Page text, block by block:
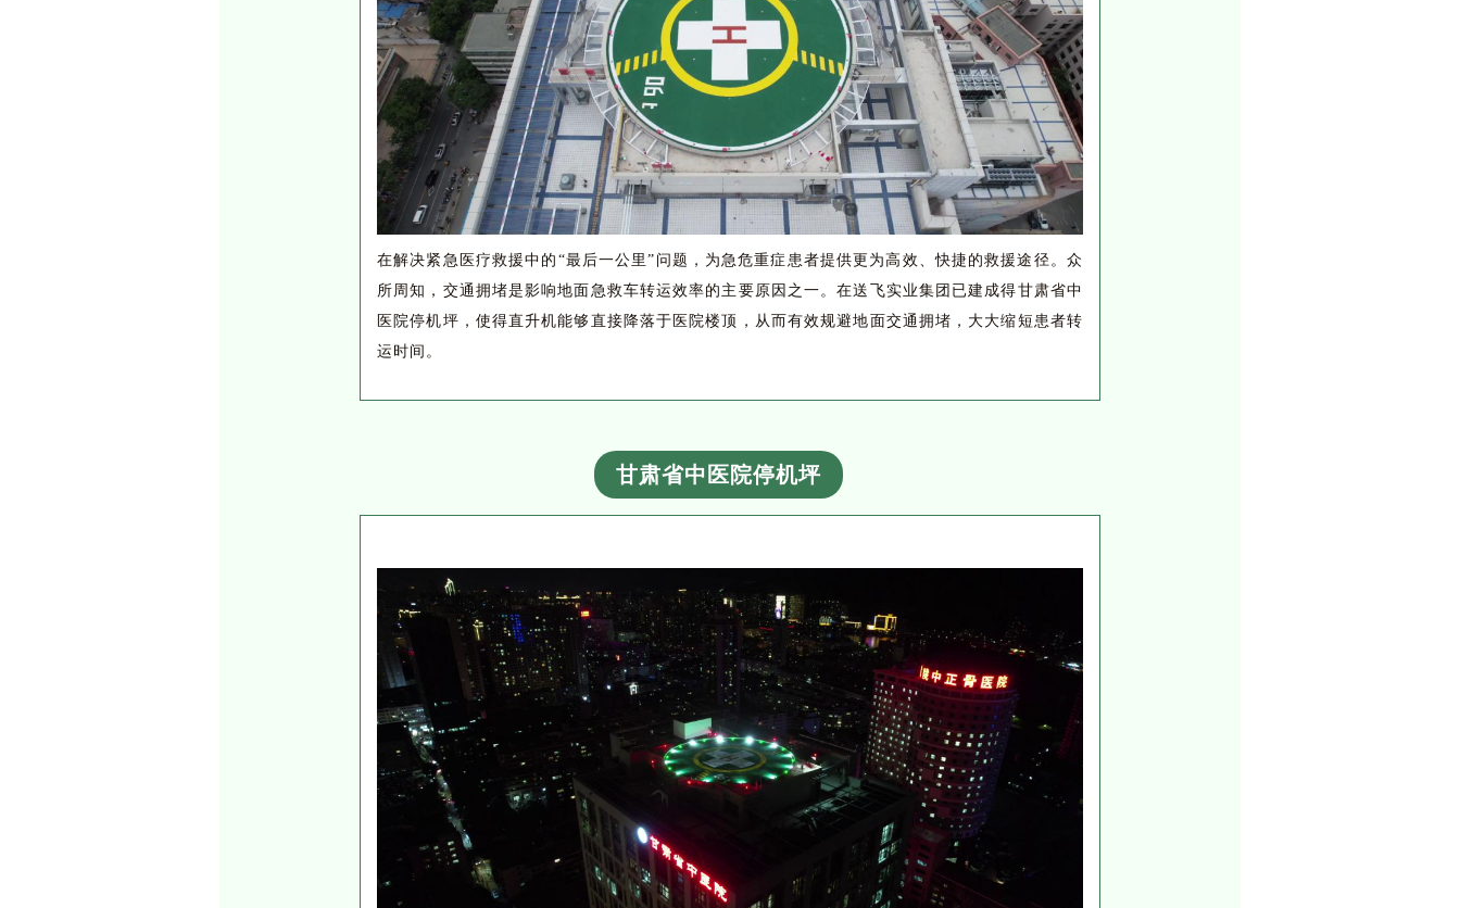
在解决紧急医疗救援中的“最后一公里”问题，为急危重症患者提供更为高效、快捷的救援途径。众
所周知，交通拥堵是影响地面急救车转运效率的主要原因之一。在送飞实业集团已建成得甘肃省中
医院停机坪，使得直升机能够直接降落于医院楼顶，从而有效规避地面交通拥堵，大大缩短患者转
运时间。
甘肃省中医院停机坪